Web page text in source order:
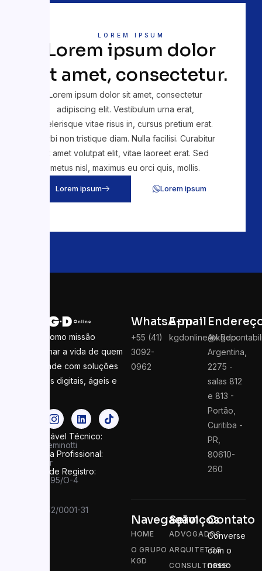
LOREM IPSUM
Lorem ipsum dolor
sit amet, consectetur.
Lorem ipsum dolor sit amet, consectetur
adipiscing elit. Vestibulum urna erat,
scelerisque vitae risus in, cursus pretium erat.
Morbi non tristique diam. Nulla facilisi. Curabitur
sit amet volutpat elit, vitae laoreet erat. Sed
metus nisl, maximus eu orci quis, mollis.
Lorem ipsum Lorem ipsum
Temos como missão
transformar a vida de quem
empreende com soluções
contábeis digitais, ágeis e
Responsável Técnico:
Felipe Seminotti
Categoria Profissional:
Contador
Número de Registro:
PR 049995/O-4
13.910.752/0001-31
WhatsApp
+55 (41)
3092-
0962
E-mail
Av. Rep.
Argentina,
2275 -
salas 812
e 813 -
Portão,
Curitiba -
PR,
80610-
260
Navegação
HOME
O GRUPO
KGD
Serviços
ADVOGADOS
ARQUITETOS
CONSULTORES
Contato
Converse
com o
nosso